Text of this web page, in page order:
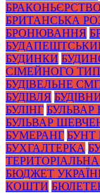
БРАКОНЬЄРСТВО
БРИТАНСЬКА
БРОНЮВАННЯ
БУДИНКИ
СІМЕЙНОГО
БУДІВЕЛЬНЕ
БУДІВЛЯ
БУЛІНГ БУЛЬВАР
БУЛЬВАР
БУМЕРАНГ
БУХГАЛТЕРКА
БЮДЖЕТ
КОШТИ